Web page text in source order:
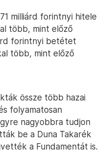
milliárd forintnyi hitele
több, mint előző
forintnyi betétet
több, mint előző
össze több hazai
folyamatosan
nagyobbra tudjon
be a Duna Takarék
a Fundamentát is.